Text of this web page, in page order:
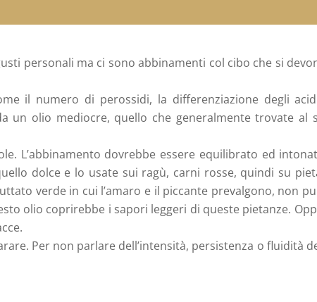
personali ma ci sono abbinamenti col cibo che si
il numero di perossidi, la differenziazione degli
olio mediocre, quello che generalmente trovate al
L’abbinamento dovrebbe essere equilibrato ed
dolce e lo usate sui ragù, carni rosse, quindi su
verde in cui l’amaro e il piccante prevalgono, non
olio coprirebbe i sapori leggeri di queste pietanze.
Per non parlare dell’intensità, persistenza o fluidità